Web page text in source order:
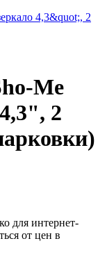
Me
2
для интернет-
от цен в